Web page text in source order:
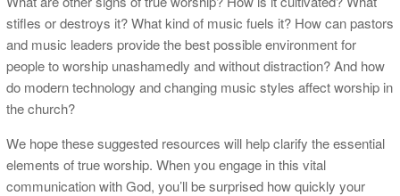
stifles or destroys it? What kind of music fuels it? How can pastors
and music leaders provide the best possible environment for
people to worship unashamedly and without distraction? And how
do modern technology and changing music styles affect worship in
the church?
We hope these suggested resources will help clarify the essential
elements of true worship. When you engage in this vital
communication with God, you’ll be surprised how quickly your